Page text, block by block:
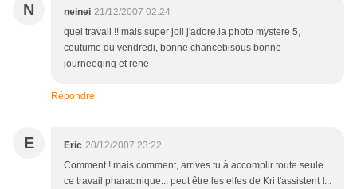
N neinei 21/12/2007 02:24
quel travail !! mais super joli j'adore.la photo mystere 5,
coutume du vendredi, bonne chancebisous bonne
journeeqing et rene
Répondre
E Eric 20/12/2007 23:22
Comment ! mais comment, arrives tu à accomplir toute seule
ce travail pharaonique... peut être les elfes de Kri t'assistent !...